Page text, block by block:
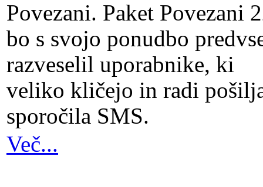
Povezani. Paket Povezani
bo s svojo ponudbo
razveselil uporabnike, ki
veliko kličejo in radi
sporočila SMS.
Več...